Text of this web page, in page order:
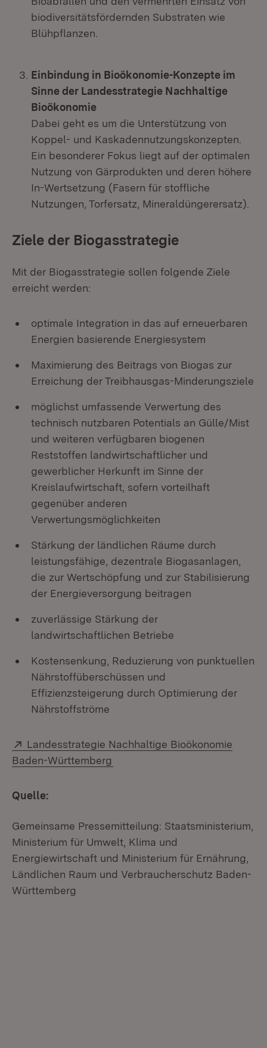
biodiversitätsfördernden Substraten wie
Blühpflanzen.
Einbindung in Bioökonomie-Konzepte im
Sinne der Landesstrategie Nachhaltige
Bioökonomie
Dabei geht es um die Unterstützung von
Koppel- und Kaskadennutzungskonzepten.
Ein besonderer Fokus liegt auf der optimalen
Nutzung von Gärprodukten und deren höhere
In-Wertsetzung (Fasern für stoffliche
Nutzungen, Torfersatz, Mineraldüngerersatz).
Ziele der Biogasstrategie
Mit der Biogasstrategie sollen folgende Ziele
erreicht werden:
optimale Integration in das auf erneuerbaren
Energien basierende Energiesystem
Maximierung des Beitrags von Biogas zur
Erreichung der Treibhausgas-Minderungsziele
möglichst umfassende Verwertung des
technisch nutzbaren Potentials an Gülle/Mist
und weiteren verfügbaren biogenen
Reststoffen landwirtschaftlicher und
gewerblicher Herkunft im Sinne der
Kreislaufwirtschaft, sofern vorteilhaft
gegenüber anderen
Verwertungsmöglichkeiten
Stärkung der ländlichen Räume durch
leistungsfähige, dezentrale Biogas­anlagen,
die zur Wertschöpfung und zur Stabilisierung
der Energieversorgung beitragen
zuverlässige Stärkung der
landwirtschaftlichen Betriebe
Kostensenkung, Reduzierung von punktuellen
Nährstoffüberschüssen und
Effizienzsteigerung durch Optimierung der
Nährstoffströme
Extern:
Landesstrategie Nachhaltige Bioökonomie
Baden-Württemberg
Quelle:
Gemeinsame Pressemitteilung: Staatsministerium,
Ministerium für Umwelt, Klima und
Energiewirtschaft und Ministerium für Ernährung,
Ländlichen Raum und Verbraucherschutz Baden-
Württemberg